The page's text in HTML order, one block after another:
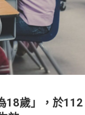
18歲」，於112